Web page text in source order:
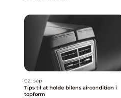
02. sep
Tips til at holde bilens aircondition i
topform